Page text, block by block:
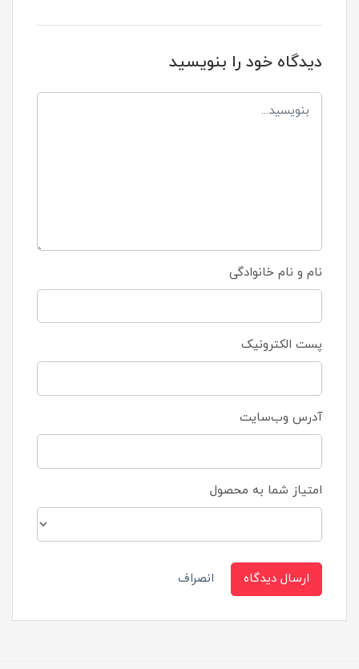
دیدگاه خود را بنویسید
نام و نام خانوادگی
پست الکترونیک
آدرس وب‌سایت
امتیاز شما به محصول
ارسال دیدگاه انصراف